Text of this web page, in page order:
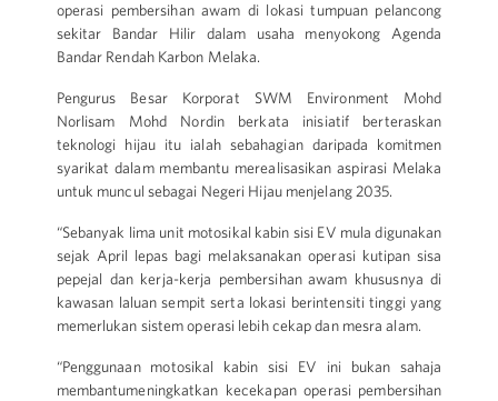
operasi pembersihan awam di lokasi tumpuan pelancong
sekitar Bandar Hilir dalam usaha menyokong Agenda
Bandar Rendah Karbon Melaka.
Pengurus Besar Korporat SWM Environment Mohd
Norlisam Mohd Nordin berkata inisiatif berteraskan
teknologi hijau itu ialah sebahagian daripada komitmen
syarikat dalam membantu merealisasikan aspirasi Melaka
untuk muncul sebagai Negeri Hijau menjelang 2035.
“Sebanyak lima unit motosikal kabin sisi EV mula digunakan
sejak April lepas bagi melaksanakan operasi kutipan sisa
pepejal dan kerja-kerja pembersihan awam khususnya di
kawasan laluan sempit serta lokasi berintensiti tinggi yang
memerlukan sistem operasi lebih cekap dan mesra alam.
“Penggunaan motosikal kabin sisi EV ini bukan sahaja
membantumeningkatkan kecekapan operasi pembersihan